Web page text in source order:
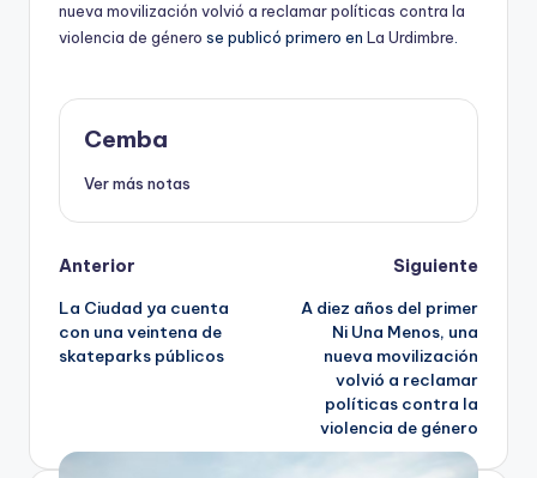
nueva movilización volvió a reclamar políticas contra la
violencia de género se publicó primero en La Urdimbre.
Cemba
Ver más notas
Post
navigation
Anterior
La Ciudad ya cuenta
con una veintena de
skateparks públicos
Siguiente
A diez años del primer
Ni Una Menos, una
nueva movilización
volvió a reclamar
políticas contra la
violencia de género